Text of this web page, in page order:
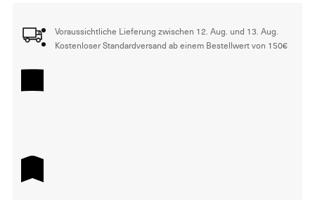
Voraussichtliche Lieferung zwischen 12. Aug. und 13. Aug.
Kostenloser Standardversand ab einem Bestellwert von 150€